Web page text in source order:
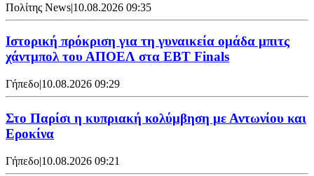
Πολίτης News|10.08.2026 09:35
Ιστορική πρόκριση για τη γυναικεία ομάδα μπιτς
χάντμπολ του ΑΠΟΕΛ στα EBT Finals
Γήπεδο|10.08.2026 09:29
Στο Παρίσι η κυπριακή κολύμβηση με Αντωνίου και
Εροκίνα
Γήπεδο|10.08.2026 09:21